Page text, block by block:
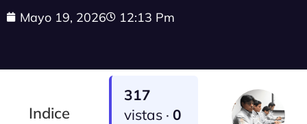
Mayo 19, 2026 12:13 Pm
Indice
317
vistas ·0